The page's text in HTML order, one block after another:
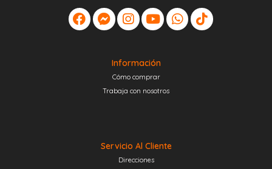
Información
Cómo comprar
Trabaja con nosotros
Servicio Al Cliente
Direcciones